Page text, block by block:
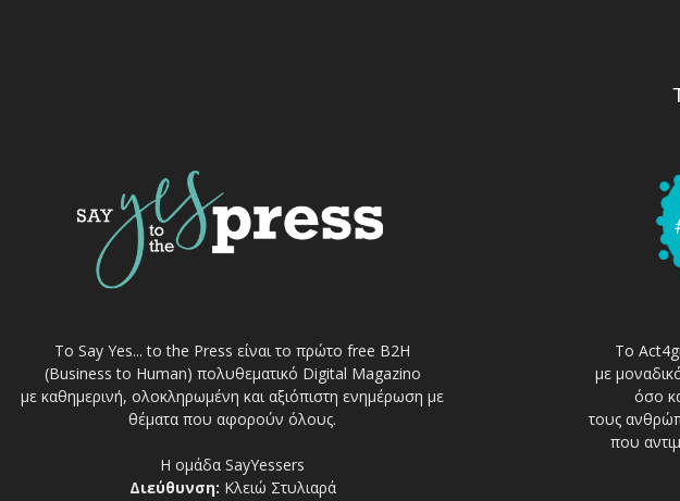
Το Say Yes... to the Press είναι το πρώτο free Β2Η
(Business to Human) πολυθεματικό Digital Magazino
με καθημερινή, ολοκληρωμένη και αξιόπιστη ενημέρωση με
θέματα που αφορούν όλους.
Η ομάδα SayYessers
Διεύθυνση: Κλειώ Στυλιαρά
Το
με
όσο
τους
που